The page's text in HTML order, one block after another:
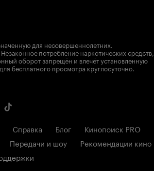
для несовершеннолетних.
потребление наркотических средств,
оборот запрещён и влечёт установленную
бесплатного просмотра круглосуточно.
Справка Блог
Кинопоиск PRO
Передачи и шоу
Рекомендации кино